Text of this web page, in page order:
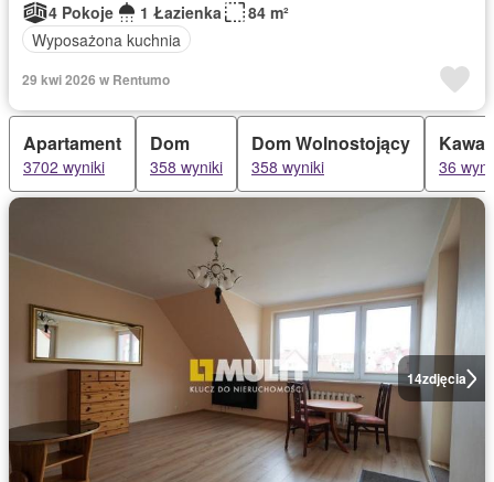
4 Pokoje
1 Łazienka
84 m²
Wyposażona kuchnia
29 kwi 2026 w Rentumo
Apartament
3702 wyniki
Dom
358 wyniki
Dom Wolnostojący
358 wyniki 36
14zdjęcia